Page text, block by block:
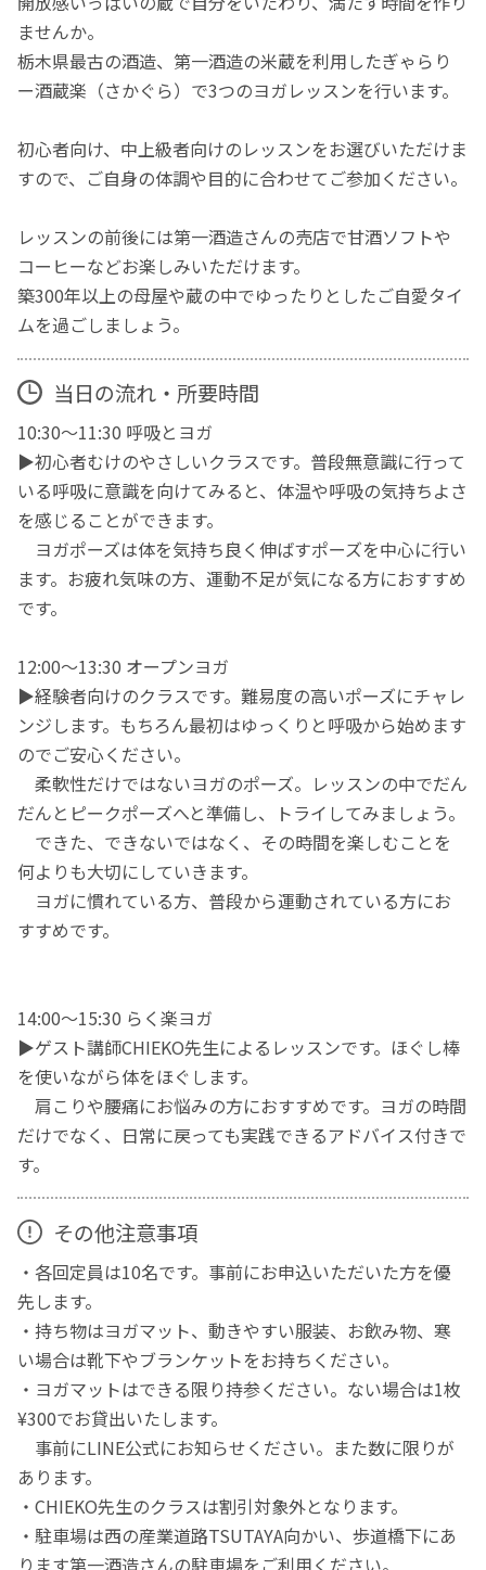
ませんか。
栃木県最古の酒造、第一酒造の米蔵を利用したぎゃらり
ー酒蔵楽（さかぐら）で3つのヨガレッスンを行います。
初心者向け、中上級者向けのレッスンをお選びいただけま
すので、ご自身の体調や目的に合わせてご参加ください。
レッスンの前後には第一酒造さんの売店で甘酒ソフトや
コーヒーなどお楽しみいただけます。
築300年以上の母屋や蔵の中でゆったりとしたご自愛タイ
ムを過ごしましょう。
当日の流れ・所要時間
10:30〜11:30 呼吸とヨガ
▶︎初心者むけのやさしいクラスです。普段無意識に行って
いる呼吸に意識を向けてみると、体温や呼吸の気持ちよさ
を感じることができます。
ヨガポーズは体を気持ち良く伸ばすポーズを中心に行い
ます。お疲れ気味の方、運動不足が気になる方におすすめ
です。
12:00〜13:30 オープンヨガ
▶︎経験者向けのクラスです。難易度の高いポーズにチャレ
ンジします。もちろん最初はゆっくりと呼吸から始めます
のでご安心ください。
柔軟性だけではないヨガのポーズ。レッスンの中でだん
だんとピークポーズへと準備し、トライしてみましょう。
できた、できないではなく、その時間を楽しむことを
何よりも大切にしていきます。
ヨガに慣れている方、普段から運動されている方にお
すすめです。
14:00〜15:30 らく楽ヨガ
▶︎ゲスト講師CHIEKO先生によるレッスンです。ほぐし棒
を使いながら体をほぐします。
肩こりや腰痛にお悩みの方におすすめです。ヨガの時間
だけでなく、日常に戻っても実践できるアドバイス付きで
す。
その他注意事項
・各回定員は10名です。事前にお申込いただいた方を優
先します。
・持ち物はヨガマット、動きやすい服装、お飲み物、寒
い場合は靴下やブランケットをお持ちください。
・ヨガマットはできる限り持参ください。ない場合は1枚
¥300でお貸出いたします。
事前にLINE公式にお知らせください。また数に限りが
あります。
・CHIEKO先生のクラスは割引対象外となります。
・駐車場は西の産業道路TSUTAYA向かい、歩道橋下にあ
ります第一酒造さんの駐車場をご利用ください。